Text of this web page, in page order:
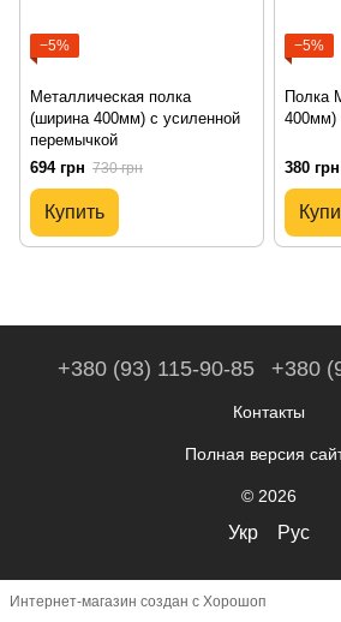
−5%
Металлическая полка
(ширина 400мм) с усиленной
перемычкой
694 грн 730 грн
Купить
−5%
Полка
400мм)
380 грн
+380 (93) 115-90-85 +380
Контакты
Полная версия
© 2026
Укр Рус
Интернет-магазин создан с Хорошоп